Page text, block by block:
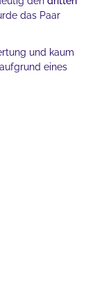
das Paar
und kaum
eines